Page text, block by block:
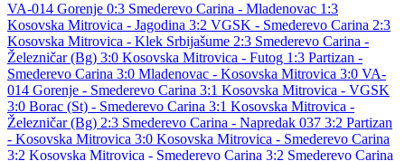
VA-014 Gorenje 0:3 Smederevo Carina - Mladenovac 1:3
Kosovska Mitrovica - Jagodina 3:2 VGSK - Smederevo Carina 2:3
Kosovska Mitrovica - Klek Srbijašume 2:3 Smederevo Carina -
Železničar (Bg) 3:0 Kosovska Mitrovica - Futog 1:3 Partizan -
Smederevo Carina 3:0 Mladenovac - Kosovska Mitrovica 3:0 VA-
014 Gorenje - Smederevo Carina 3:1 Kosovska Mitrovica - VGSK
3:0 Borac (St) - Smederevo Carina 3:1 Kosovska Mitrovica -
Železničar (Bg) 2:3 Smederevo Carina - Napredak 037 3:2 Partizan
- Kosovska Mitrovica 3:0 Kosovska Mitrovica - Smederevo Carina
3:2 Kosovska Mitrovica - Smederevo Carina 3:2 Smederevo Carina